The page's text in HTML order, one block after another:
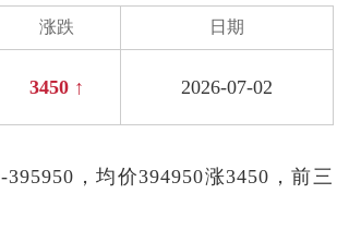
涨跌 日期
3450 ↑ 2026-07-02
，均价394950涨3450，前三